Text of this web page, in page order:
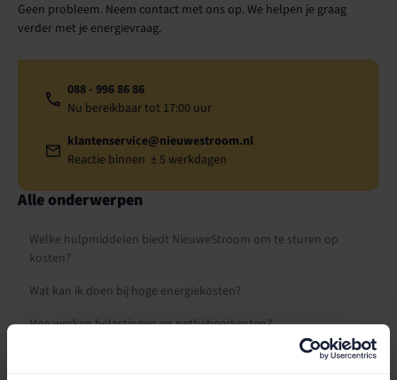
Alle onderwerpen
Welke hulpmiddelen biedt NieuweStroom om te sturen op
kosten?
Wat kan ik doen bij hoge energiekosten?
Hoe werken belastingen en netbeheerkosten?
Geen probleem. Neem contact met ons op. We helpen je graag
verder met je energievraag.
088 - 996 86 86
Nu bereikbaar tot 17:00 uur
klantenservice@nieuwestroom.nl
Reactie binnen ± 5 werkdagen